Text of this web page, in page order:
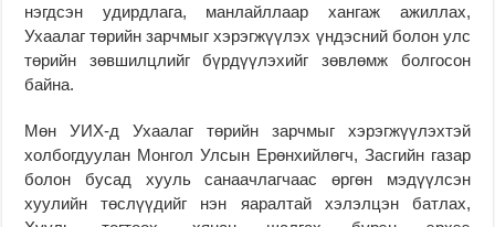
нэгдсэн удирдлага, манлайллаар хангаж ажиллах,
Ухаалаг төрийн зарчмыг хэрэгжүүлэх үндэсний болон улс
төрийн зөвшилцлийг бүрдүүлэхийг зөвлөмж болгосон
байна.
Мөн УИХ-д Ухаалаг төрийн зарчмыг хэрэгжүүлэхтэй
холбогдуулан Монгол Улсын Ерөнхийлөгч, Засгийн газар
болон бусад хууль санаачлагчаас өргөн мэдүүлсэн
хуулийн төслүүдийг нэн яаралтай хэлэлцэн батлах,